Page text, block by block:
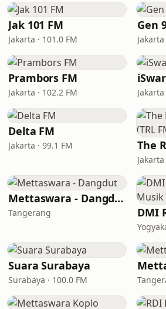
Jak 101 FM
Jakarta · 101.0 FM
Gen
Jakarta
Prambors FM
Jakarta · 102.2 FM
Delta FM
Jakarta · 99.1 FM
Jakarta
Mettaswara - Dangdut
Tangerang
Suara Surabaya
Surabaya · 100.0 FM